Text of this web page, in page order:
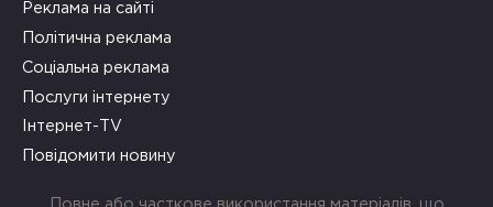
Реклама на сайті
Політична реклама
Соціальна реклама
Послуги інтернету
Інтернет-TV
Повідомити новину